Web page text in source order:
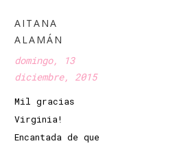
AITANA
ALAMÁN
domingo, 13
diciembre, 2015
Mil gracias
Virginia!
Encantada de que